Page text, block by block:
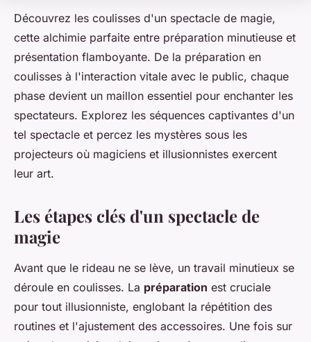
Découvrez les coulisses d'un spectacle de magie,
cette alchimie parfaite entre préparation minutieuse et
présentation flamboyante. De la préparation en
coulisses à l'interaction vitale avec le public, chaque
phase devient un maillon essentiel pour enchanter les
spectateurs. Explorez les séquences captivantes d'un
tel spectacle et percez les mystères sous les
projecteurs où magiciens et illusionnistes exercent
leur art.
Les étapes clés d'un spectacle de
magie
Avant que le rideau ne se lève, un travail minutieux se
déroule en coulisses. La préparation est cruciale
pour tout illusionniste, englobant la répétition des
routines et l'ajustement des accessoires. Une fois sur